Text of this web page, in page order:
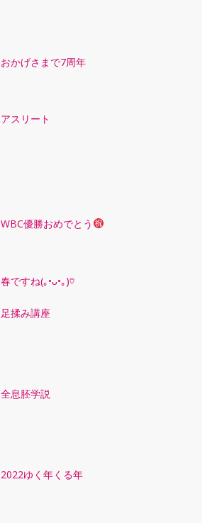
おかげさまで7周年
アスリート
WBC優勝おめでとう
春ですね(｡•ᴗ•｡)♡
足揉み講座
全息胚学説
2022ゆく年くる年